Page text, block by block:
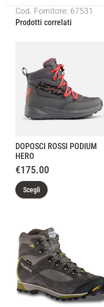
Cod. Fornitore: 67531
Prodotti correlati
DOPOSCI ROSSI PODIUM
HERO
€175.00
Scegli